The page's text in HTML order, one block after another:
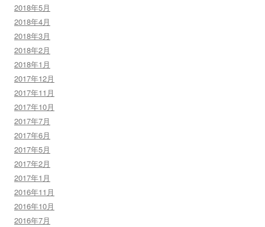
2018年5月
2018年4月
2018年3月
2018年2月
2018年1月
2017年12月
2017年11月
2017年10月
2017年7月
2017年6月
2017年5月
2017年2月
2017年1月
2016年11月
2016年10月
2016年7月